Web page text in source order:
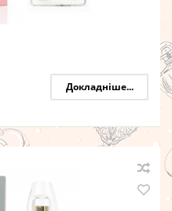
Докладніше...